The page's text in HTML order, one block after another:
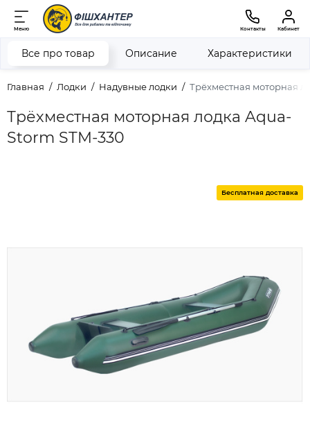
Меню Контакты Кабинет
Главная Лодки Надувные лодки Трёхместная моторная
Трёхместная моторная лодка Aqua-
Storm STM-330
Все про товар Описание Характеристики
Бесплатная доставка